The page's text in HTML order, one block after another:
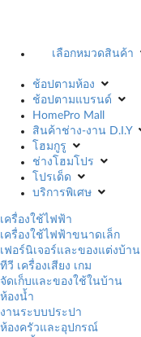
เลือกหมวดสินค้า
ช้อปตามห้อง
ช้อปตามแบรนด์
HomePro Mall
สินค้าช่าง-งาน D.I.Y
โฮมกูรู
ช่างโฮมโปร
โปรเด็ด
บริการพิเศษ
เครื่องใช้ไฟฟ้า
เครื่องใช้ไฟฟ้าขนาดเล็ก
เฟอร์นิเจอร์และของแต่งบ้าน
ทีวี เครื่องเสียง เกม
จัดเก็บและของใช้ในบ้าน
ห้องน้ำ
งานระบบประปา
ห้องครัวและอุปกรณ์